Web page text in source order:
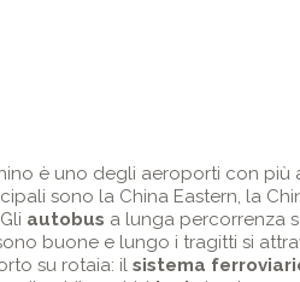
è uno degli aeroporti con più
sono la China Eastern, la
autobus a lunga percorrenza
buone e lungo i tragitti si
su rotaia: il sistema